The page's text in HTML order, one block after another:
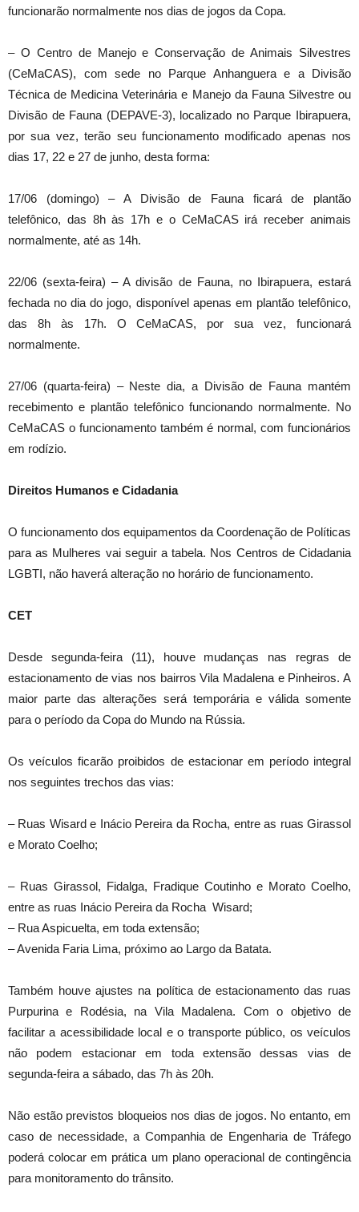
funcionarão normalmente nos dias de jogos da Copa.
– O Centro de Manejo e Conservação de Animais Silvestres
(CeMaCAS), com sede no Parque Anhanguera e a Divisão
Técnica de Medicina Veterinária e Manejo da Fauna Silvestre ou
Divisão de Fauna (DEPAVE-3), localizado no Parque Ibirapuera,
por sua vez, terão seu funcionamento modificado apenas nos
dias 17, 22 e 27 de junho, desta forma:
17/06 (domingo) – A Divisão de Fauna ficará de plantão
telefônico, das 8h às 17h e o CeMaCAS irá receber animais
normalmente, até as 14h.
22/06 (sexta-feira) – A divisão de Fauna, no Ibirapuera, estará
fechada no dia do jogo, disponível apenas em plantão telefônico,
das 8h às 17h. O CeMaCAS, por sua vez, funcionará
normalmente.
27/06 (quarta-feira) – Neste dia, a Divisão de Fauna mantém
recebimento e plantão telefônico funcionando normalmente. No
CeMaCAS o funcionamento também é normal, com funcionários
em rodízio.
Direitos Humanos e Cidadania
O funcionamento dos equipamentos da Coordenação de Políticas
para as Mulheres vai seguir a tabela. Nos Centros de Cidadania
LGBTI, não haverá alteração no horário de funcionamento.
CET
Desde segunda-feira (11), houve mudanças nas regras de
estacionamento de vias nos bairros Vila Madalena e Pinheiros. A
maior parte das alterações será temporária e válida somente
para o período da Copa do Mundo na Rússia.
Os veículos ficarão proibidos de estacionar em período integral
nos seguintes trechos das vias:
– Ruas Wisard e Inácio Pereira da Rocha, entre as ruas Girassol
e Morato Coelho;
– Ruas Girassol, Fidalga, Fradique Coutinho e Morato Coelho,
entre as ruas Inácio Pereira da Rocha Wisard;
– Rua Aspicuelta, em toda extensão;
– Avenida Faria Lima, próximo ao Largo da Batata.
Também houve ajustes na política de estacionamento das ruas
Purpurina e Rodésia, na Vila Madalena. Com o objetivo de
facilitar a acessibilidade local e o transporte público, os veículos
não podem estacionar em toda extensão dessas vias de
segunda-feira a sábado, das 7h às 20h.
Não estão previstos bloqueios nos dias de jogos. No entanto, em
caso de necessidade, a Companhia de Engenharia de Tráfego
poderá colocar em prática um plano operacional de contingência
para monitoramento do trânsito.